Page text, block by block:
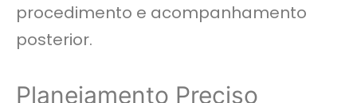
procedimento e acompanhamento
posterior.
Planejamento Preciso